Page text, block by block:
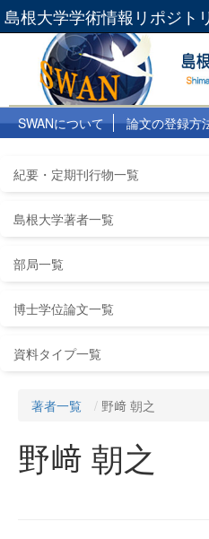
島根大学学術情報リポジト
SWANについて 論文の登録方
紀要・定期刊行物一覧
島根大学著者一覧
部局一覧
博士学位論文一覧
資料タイプ一覧
著者一覧 野﨑 朝之
野﨑 朝之